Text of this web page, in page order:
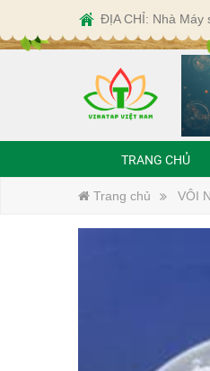
ĐỊA CHỈ: Nhà Máy
TRANG CHỦ
Trang chủ VÔI